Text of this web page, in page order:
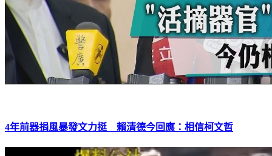
4年前器捐風暴發文力挺 賴清德今回應：相信柯文哲